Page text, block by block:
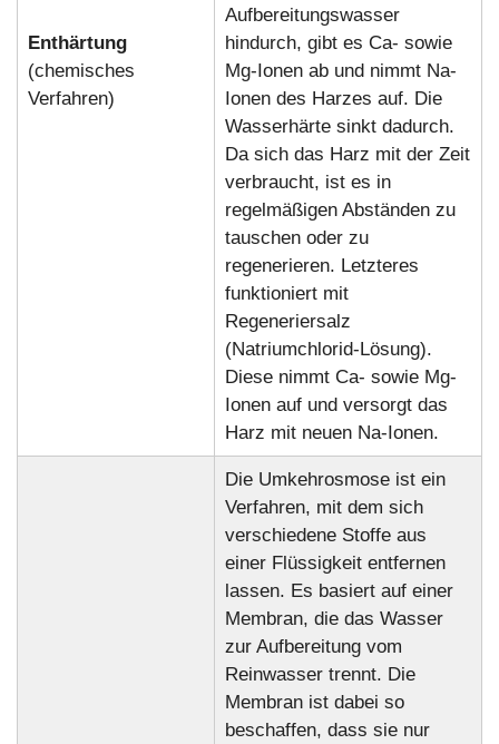
Enthärtung
(chemisches
Verfahren)
Aufbereitungswasser
hindurch, gibt es Ca- sowie
Mg-Ionen ab und nimmt Na-
Ionen des Harzes auf. Die
Wasserhärte sinkt dadurch.
Da sich das Harz mit der Zeit
verbraucht, ist es in
regelmäßigen Abständen zu
tauschen oder zu
regenerieren. Letzteres
funktioniert mit
Regeneriersalz
(Natriumchlorid-Lösung).
Diese nimmt Ca- sowie Mg-
Ionen auf und versorgt das
Harz mit neuen Na-Ionen.
Die Umkehrosmose ist ein
Verfahren, mit dem sich
verschiedene Stoffe aus
einer Flüssigkeit entfernen
lassen. Es basiert auf einer
Membran, die das Wasser
zur Aufbereitung vom
Reinwasser trennt. Die
Membran ist dabei so
beschaffen, dass sie nur